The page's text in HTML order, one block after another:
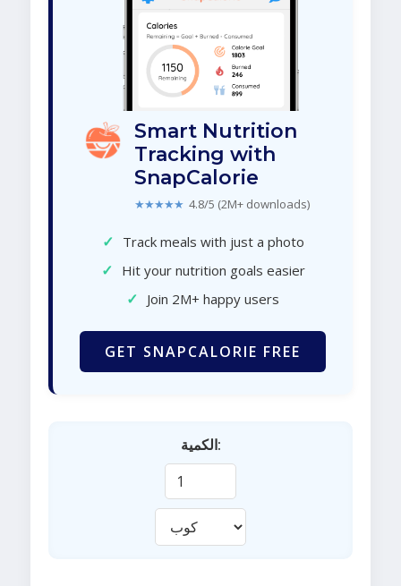
Smart Nutrition
Tracking with
SnapCalorie
★★★★★ 4.8/5 (2M+ downloads)
✓ Track meals with just a photo
✓ Hit your nutrition goals easier
✓ Join 2M+ happy users
GET SNAPCALORIE FREE
الكمية: